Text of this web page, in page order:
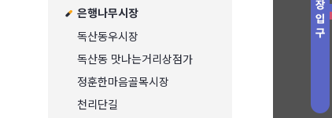
은행나무시장
독산동우시장
독산동 맛나는거리상점가
정훈한마음골목시장
천리단길